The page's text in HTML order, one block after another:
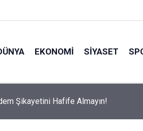
EKONOMI SIYASET
Şikayetini Hafife Almayın!